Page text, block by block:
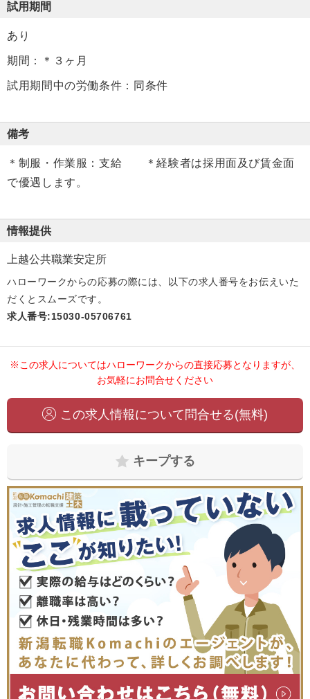
試用期間
あり
期間：＊３ヶ月
試用期間中の労働条件：同条件
備考
＊制服・作業服：支給 ＊経験者は採用面及び賃金面
で優遇します。
情報提供
上越公共職業安定所
ハローワークからの応募の際には、以下の求人番号をお伝えいた
だくとスムーズです。
求人番号:15030-05706761
※この求人についてはハローワークからの直接応募となりますが、
お気軽にお問合せください
この求人情報について問合せる(無料)
キープする